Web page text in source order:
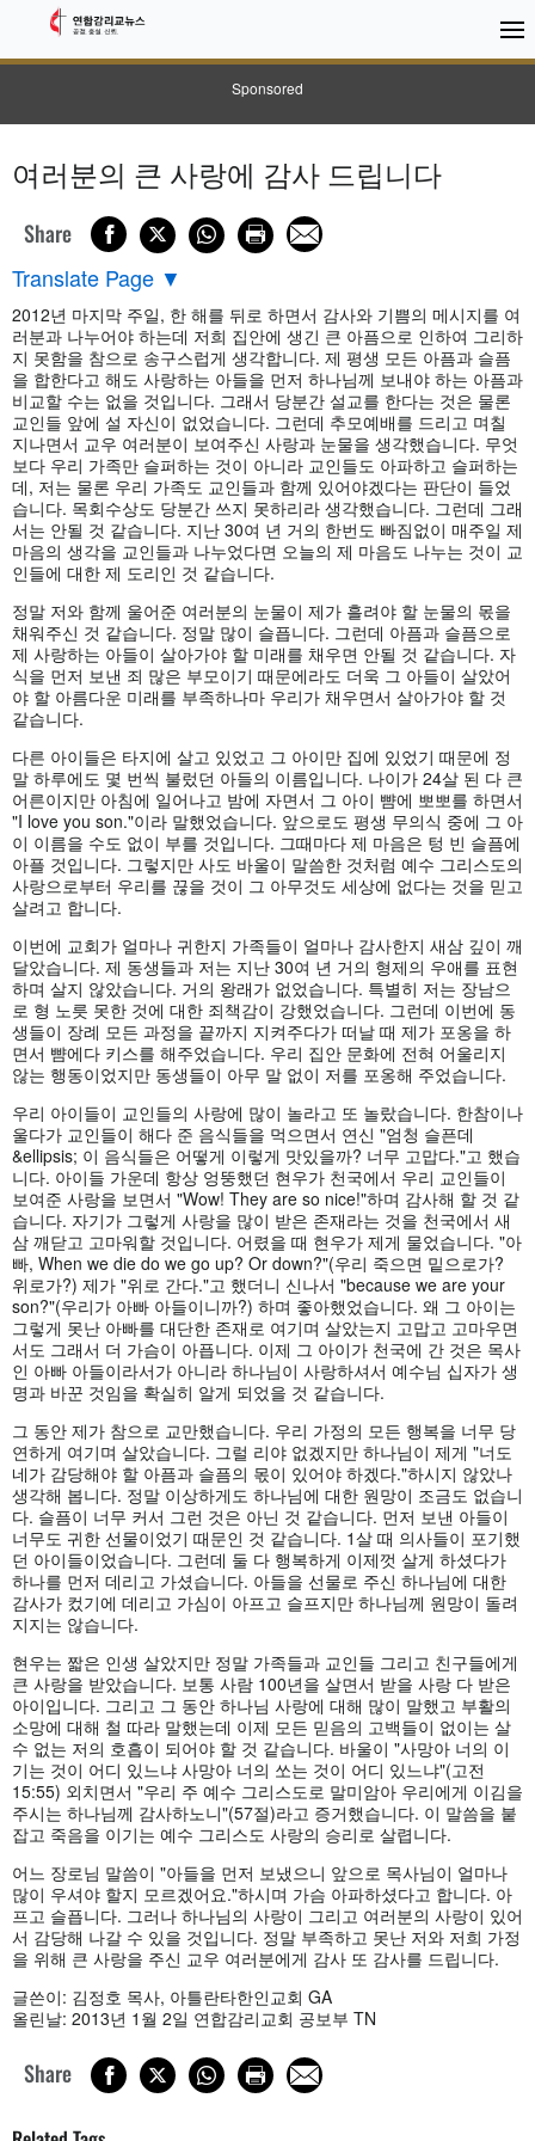
Sponsored
여러분의 큰 사랑에 감사 드립니다
Share
Translate Page ▼
2012년 마지막 주일, 한 해를 뒤로 하면서 감사와 기쁨의 메시지를 여
러분과 나누어야 하는데 저희 집안에 생긴 큰 아픔으로 인하여 그리하
지 못함을 참으로 송구스럽게 생각합니다. 제 평생 모든 아픔과 슬픔
을 합한다고 해도 사랑하는 아들을 먼저 하나님께 보내야 하는 아픔과
비교할 수는 없을 것입니다. 그래서 당분간 설교를 한다는 것은 물론
교인들 앞에 설 자신이 없었습니다. 그런데 추모예배를 드리고 며칠
지나면서 교우 여러분이 보여주신 사랑과 눈물을 생각했습니다. 무엇
보다 우리 가족만 슬퍼하는 것이 아니라 교인들도 아파하고 슬퍼하는
데, 저는 물론 우리 가족도 교인들과 함께 있어야겠다는 판단이 들었
습니다. 목회수상도 당분간 쓰지 못하리라 생각했습니다. 그런데 그래
서는 안될 것 같습니다. 지난 30여 년 거의 한번도 빠짐없이 매주일 제
마음의 생각을 교인들과 나누었다면 오늘의 제 마음도 나누는 것이 교
인들에 대한 제 도리인 것 같습니다.
정말 저와 함께 울어준 여러분의 눈물이 제가 흘려야 할 눈물의 몫을
채워주신 것 같습니다. 정말 많이 슬픕니다. 그런데 아픔과 슬픔으로
제 사랑하는 아들이 살아가야 할 미래를 채우면 안될 것 같습니다. 자
식을 먼저 보낸 죄 많은 부모이기 때문에라도 더욱 그 아들이 살았어
야 할 아름다운 미래를 부족하나마 우리가 채우면서 살아가야 할 것
같습니다.
다른 아이들은 타지에 살고 있었고 그 아이만 집에 있었기 때문에 정
말 하루에도 몇 번씩 불렀던 아들의 이름입니다. 나이가 24살 된 다 큰
어른이지만 아침에 일어나고 밤에 자면서 그 아이 뺨에 뽀뽀를 하면서
"I love you son."이라 말했었습니다. 앞으로도 평생 무의식 중에 그 아
이 이름을 수도 없이 부를 것입니다. 그때마다 제 마음은 텅 빈 슬픔에
아플 것입니다. 그렇지만 사도 바울이 말씀한 것처럼 예수 그리스도의
사랑으로부터 우리를 끊을 것이 그 아무것도 세상에 없다는 것을 믿고
살려고 합니다.
이번에 교회가 얼마나 귀한지 가족들이 얼마나 감사한지 새삼 깊이 깨
달았습니다. 제 동생들과 저는 지난 30여 년 거의 형제의 우애를 표현
하며 살지 않았습니다. 거의 왕래가 없었습니다. 특별히 저는 장남으
로 형 노릇 못한 것에 대한 죄책감이 강했었습니다. 그런데 이번에 동
생들이 장례 모든 과정을 끝까지 지켜주다가 떠날 때 제가 포옹을 하
면서 뺨에다 키스를 해주었습니다. 우리 집안 문화에 전혀 어울리지
않는 행동이었지만 동생들이 아무 말 없이 저를 포옹해 주었습니다.
우리 아이들이 교인들의 사랑에 많이 놀라고 또 놀랐습니다. 한참이나
울다가 교인들이 해다 준 음식들을 먹으면서 연신 "엄청 슬픈데
&ellipsis; 이 음식들은 어떻게 이렇게 맛있을까? 너무 고맙다."고 했습
니다. 아이들 가운데 항상 엉뚱했던 현우가 천국에서 우리 교인들이
보여준 사랑을 보면서 "Wow! They are so nice!"하며 감사해 할 것 같
습니다. 자기가 그렇게 사랑을 많이 받은 존재라는 것을 천국에서 새
삼 깨닫고 고마워할 것입니다. 어렸을 때 현우가 제게 물었습니다. "아
빠, When we die do we go up? Or down?"(우리 죽으면 밑으로가?
위로가?) 제가 "위로 간다."고 했더니 신나서 "because we are your
son?"(우리가 아빠 아들이니까?) 하며 좋아했었습니다. 왜 그 아이는
그렇게 못난 아빠를 대단한 존재로 여기며 살았는지 고맙고 고마우면
서도 그래서 더 가슴이 아픕니다. 이제 그 아이가 천국에 간 것은 목사
인 아빠 아들이라서가 아니라 하나님이 사랑하셔서 예수님 십자가 생
명과 바꾼 것임을 확실히 알게 되었을 것 같습니다.
그 동안 제가 참으로 교만했습니다. 우리 가정의 모든 행복을 너무 당
연하게 여기며 살았습니다. 그럴 리야 없겠지만 하나님이 제게 "너도
네가 감당해야 할 아픔과 슬픔의 몫이 있어야 하겠다."하시지 않았나
생각해 봅니다. 정말 이상하게도 하나님에 대한 원망이 조금도 없습니
다. 슬픔이 너무 커서 그런 것은 아닌 것 같습니다. 먼저 보낸 아들이
너무도 귀한 선물이었기 때문인 것 같습니다. 1살 때 의사들이 포기했
던 아이들이었습니다. 그런데 둘 다 행복하게 이제껏 살게 하셨다가
하나를 먼저 데리고 가셨습니다. 아들을 선물로 주신 하나님에 대한
감사가 컸기에 데리고 가심이 아프고 슬프지만 하나님께 원망이 돌려
지지는 않습니다.
현우는 짧은 인생 살았지만 정말 가족들과 교인들 그리고 친구들에게
큰 사랑을 받았습니다. 보통 사람 100년을 살면서 받을 사랑 다 받은
아이입니다. 그리고 그 동안 하나님 사랑에 대해 많이 말했고 부활의
소망에 대해 철 따라 말했는데 이제 모든 믿음의 고백들이 없이는 살
수 없는 저의 호흡이 되어야 할 것 같습니다. 바울이 "사망아 너의 이
기는 것이 어디 있느냐 사망아 너의 쏘는 것이 어디 있느냐"(고전
15:55) 외치면서 "우리 주 예수 그리스도로 말미암아 우리에게 이김을
주시는 하나님께 감사하노니"(57절)라고 증거했습니다. 이 말씀을 붙
잡고 죽음을 이기는 예수 그리스도 사랑의 승리로 살렵니다.
어느 장로님 말씀이 "아들을 먼저 보냈으니 앞으로 목사님이 얼마나
많이 우셔야 할지 모르겠어요."하시며 가슴 아파하셨다고 합니다. 아
프고 슬픕니다. 그러나 하나님의 사랑이 그리고 여러분의 사랑이 있어
서 감당해 나갈 수 있을 것입니다. 정말 부족하고 못난 저와 저희 가정
을 위해 큰 사랑을 주신 교우 여러분에게 감사 또 감사를 드립니다.
글쓴이: 김정호 목사, 아틀란타한인교회 GA
올린날: 2013년 1월 2일 연합감리교회 공보부 TN
Share